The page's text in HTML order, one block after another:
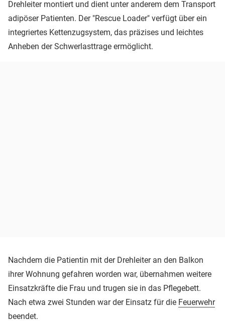
Drehleiter montiert und dient unter anderem dem Transport
adipöser Patienten. Der "Rescue Loader" verfügt über ein
integriertes Kettenzugsystem, das präzises und leichtes
Anheben der Schwerlasttrage ermöglicht.
Nachdem die Patientin mit der Drehleiter an den Balkon
ihrer Wohnung gefahren worden war, übernahmen weitere
Einsatzkräfte die Frau und trugen sie in das Pflegebett.
Nach etwa zwei Stunden war der Einsatz für die Feuerwehr
beendet.